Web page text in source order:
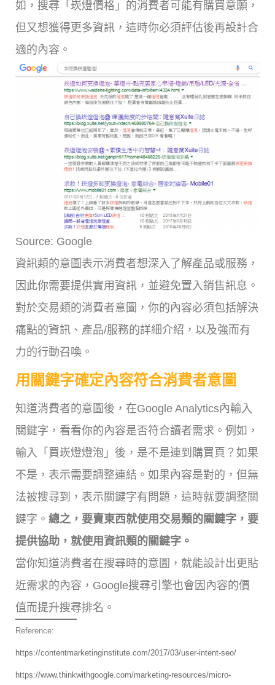
如，搜尋「崁燈價格」的消費者可能有購買意願，
但又想獲得更多資訊，這時你必須評估後再設計合
適的內容。
Source: Google
資訊類的意圖表示消費者想深入了解產品或服務，
因此你需要提供實用資訊，並避免置入銷售訊息。
對於交易類的消費者意圖，你的內容必須包括解決
痛點的資訊、產品/服務的詳細介紹，以及強而有
力的行動召喚。
用關鍵字確定內容符合消費者意圖
知道消費者的意圖後，在Google Analytics內輸入
關鍵字，看看你的內容是否符合讀者需求。例如，
輸入「買崁燈燈泡」後，是不是連到購買頁？如果
不是，表示需要調整連結。如果內容是對的，但無
法被搜尋到，表示關鍵字有問題，這時就要調整關
鍵字。 總之，要賣東西就使用交易類的關鍵字，要
提供協助，就使用資訊類的關鍵字。
當你知道消費者在搜尋時的意圖，就能設計出更貼
近需求的內容，Google搜尋引擎也會因內容的價
值而提升搜尋排名。
Reference:
https://contentmarketinginstitute.com/2017/03/user-intent-seo/
https://www.thinkwithgoogle.com/marketing-resources/micro-